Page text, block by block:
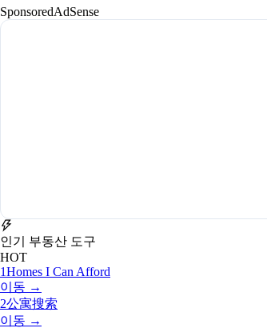
SponsoredAdSense
인기 부동산 도구
HOT
1Homes I Can Afford
이동 →
2公寓搜索
이동 →